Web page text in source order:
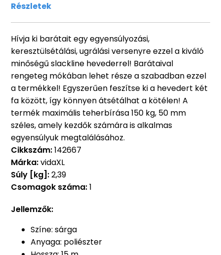
Részletek
Hívja ki barátait egy egyensúlyozási,
keresztülsétálási, ugrálási versenyre ezzel a kiváló
minőségű slackline hevederrel! Barátaival
rengeteg mókában lehet része a szabadban ezzel
a termékkel! Egyszerűen feszítse ki a hevedert két
fa között, így könnyen átsétálhat a kötélen! A
termék maximális teherbírása 150 kg, 50 mm
széles, amely kezdők számára is alkalmas
egyensúlyuk megtalálásához.
Cikkszám:142667
Márka:vidaXL
Súly [kg]:2,39
Csomagok száma:1
Jellemzők:
Színe: sárga
Anyaga: poliészter